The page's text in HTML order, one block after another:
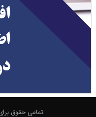
تمامی حقوق